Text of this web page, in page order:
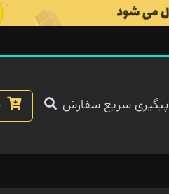
پیگیری سریع سفارش